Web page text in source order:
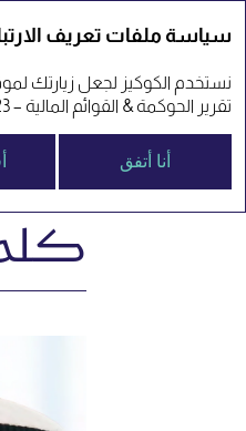
التقرير السنوي 23'
سياسة ملفات تعريف
نستخدم الكوكيز لجعل زيارتك
تقرير الحوكمة & القوائم المالية – 2023”. يمكنك أيضا نقر "أوافق" لإخفاء هذه الرسالة. يمكنك ، بالطبع ، تغيير إعدادات الكعك في أي وقت عن طريق تعديل المتصفح الخاص بك.
أنا أتفق